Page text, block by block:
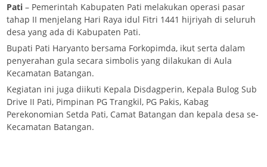
Pati – Pemerintah Kabupaten Pati melakukan operasi pasar
tahap II menjelang Hari Raya idul Fitri 1441 hijriyah di seluruh
desa yang ada di Kabupaten Pati.
Bupati Pati Haryanto bersama Forkopimda, ikut serta dalam
penyerahan gula secara simbolis yang dilakukan di Aula
Kecamatan Batangan.
Kegiatan ini juga diikuti Kepala Disdagperin, Kepala Bulog Sub
Drive II Pati, Pimpinan PG Trangkil, PG Pakis, Kabag
Perekonomian Setda Pati, Camat Batangan dan kepala desa se-
Kecamatan Batangan.